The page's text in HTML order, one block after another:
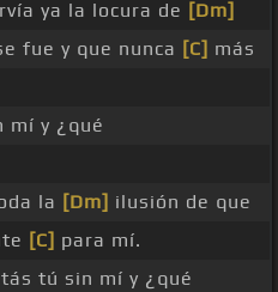
ya la locura de [Dm]
fue y que nunca [C] más
mí y ¿qué
la [Dm] ilusión de que
[C] para mí.
tú sin mí y ¿qué